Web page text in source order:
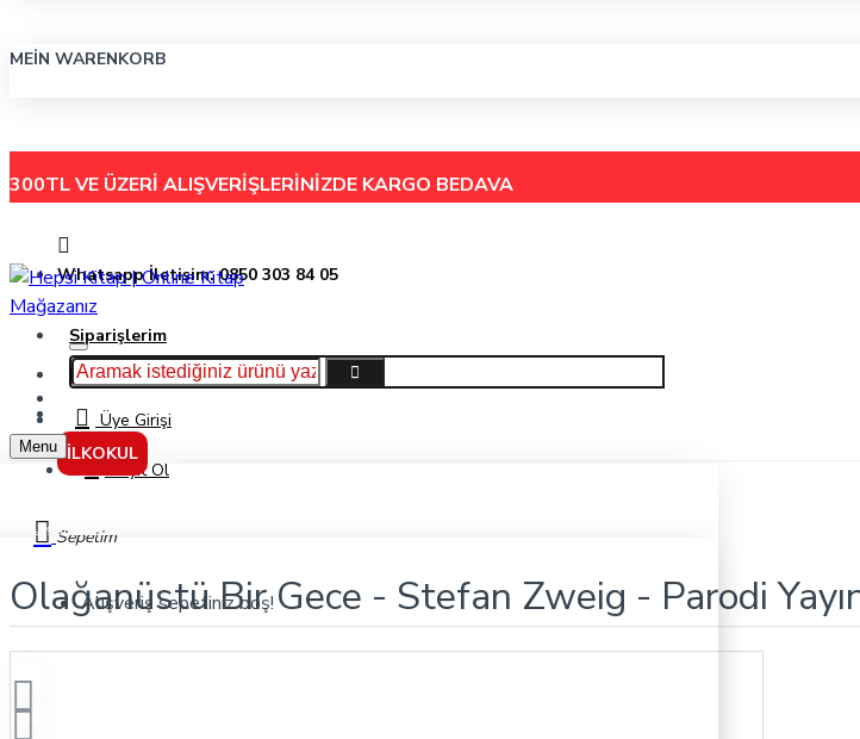
MEIN WARENKORB
300TL VE ÜZERİ ALIŞVERİŞLERİNİZDE KARGO BEDAVA
Whatsapp İletişim: 0850 303 84 05
Siparişlerim
Hakkımızda
İletişimÜye Girişi
Kayıt Ol
Sepetim
Alışveriş sepetiniz boş!
İLKOKUL
Menu
Olağanüstü Bir Gece - Stefan Zweig - Parodi Yayınları
Olağanüstü Bir Gece - Stefan Zweig - Parodi